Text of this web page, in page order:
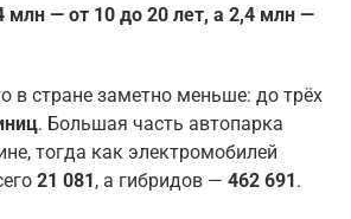
млн — от 10 до 20 лет, а 2,4 млн —
в стране заметно меньше: до трёх
. Большая часть автопарка
тогда как электромобилей
21 081 , а гибридов — 462 691 .